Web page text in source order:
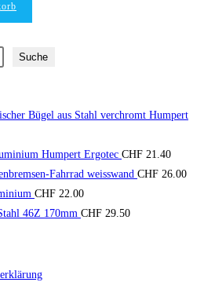
Suche
Bügel aus Stahl verchromt Humpert
Humpert Ergotec CHF 21.40
Fahrrad weisswand CHF 26.00
CHF 22.00
46Z 170mm CHF 29.50